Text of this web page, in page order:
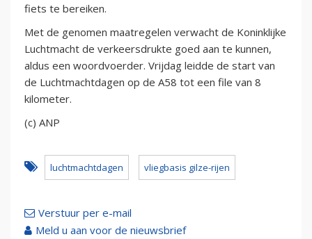
fiets te bereiken.
Met de genomen maatregelen verwacht de Koninklijke
Luchtmacht de verkeersdrukte goed aan te kunnen,
aldus een woordvoerder. Vrijdag leidde de start van
de Luchtmachtdagen op de A58 tot een file van 8
kilometer.
(c) ANP
luchtmachtdagen vliegbasis gilze-rijen
Verstuur per e-mail
Meld u aan voor de nieuwsbrief